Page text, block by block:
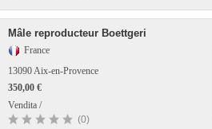
Mâle reproducteur Boettgeri
France
13090 Aix-en-Provence
350,00 €
Vendita /
(0)